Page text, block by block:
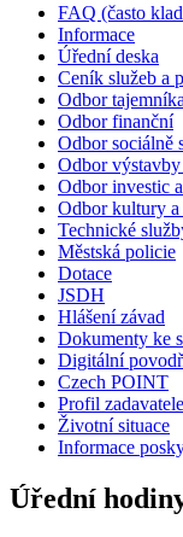
FAQ (často
Informace
Úřední deska
Ceník služeb a
Odbor tajemníka
Odbor finanční
Odbor sociálně
Odbor
Odbor investic
Odbor kultury a
Technické
Městská policie
Dotace
JSDH
Hlášení závad
Dokumenty ke
Digitální
Czech POINT
Profil zadavatele
Životní situace
Informace
Úřední